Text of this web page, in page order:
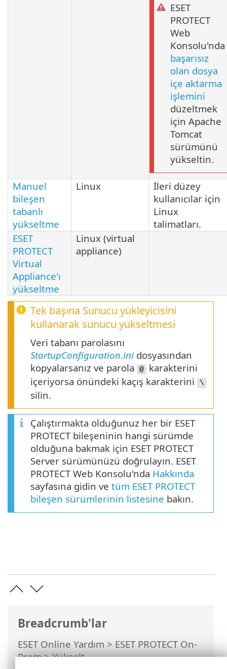
Breadcrumb'lar
ESET Online Yardım > ESET PROTECT On-
Prem>Yükselt
ESET
PROTECT
Web
Konsolu'nda
başarısız
olan dosya
içe aktarma
işlemini
düzeltmek
için Apache
Tomcat
sürümünü
yükseltin.
Manuel
bileşen
tabanlı
yükseltme
Linux
İleri düzey
kullanıcılar için
Linux
talimatları.
ESET
PROTECT
Virtual
Appliance'ı
yükseltme
Linux (virtual
appliance)
Tek başına Sunucu yükleyicisini
kullanarak sunucu yükseltmesi
Veri tabanı parolasını
StartupConfiguration.ini dosyasından
kopyalarsanız ve parola
@
karakterini
içeriyorsa önündeki kaçış karakterini
\
silin.
Çalıştırmakta olduğunuz her bir ESET
PROTECT bileşeninin hangi sürümde
olduğuna bakmak için ESET PROTECT
Server sürümünüzü doğrulayın. ESET
PROTECT Web Konsolu'nda Hakkında
sayfasına gidin ve tüm ESET PROTECT
bileşen sürümlerinin listesine bakın.